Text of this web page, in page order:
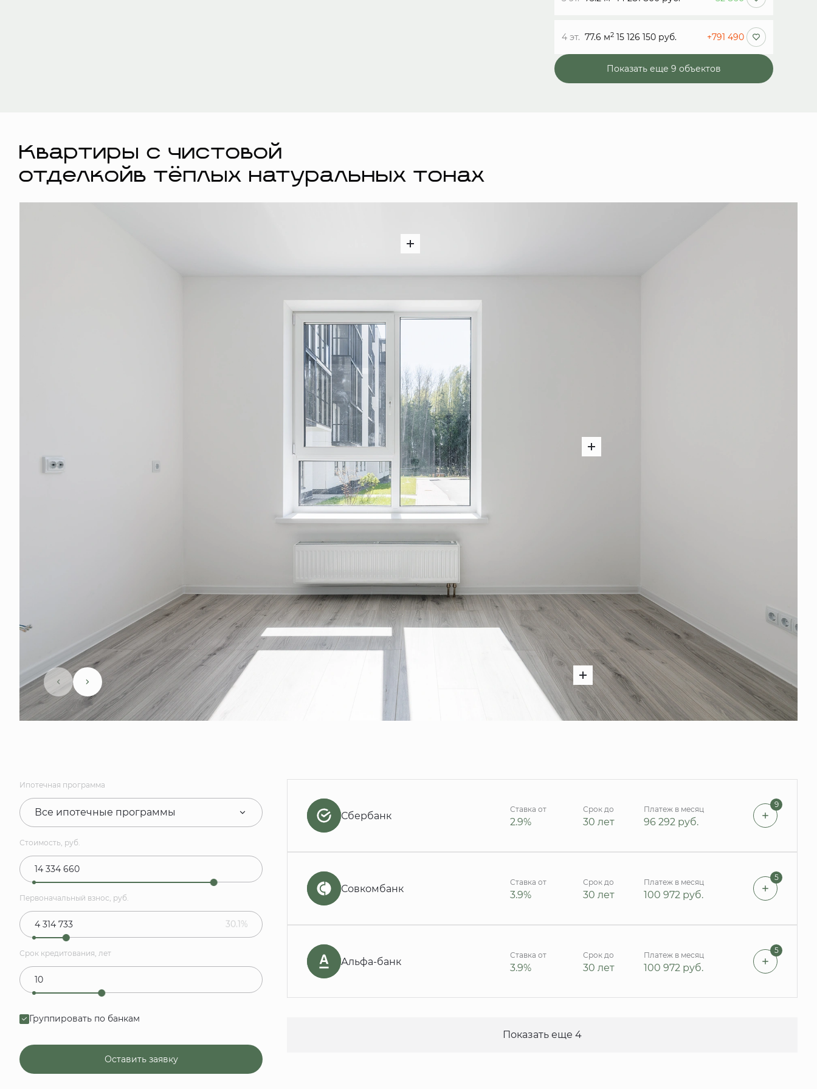
4 эт. 77.6 м2 15 126 150 руб. +791 490
Показать еще 9 объектов
Квартиры с чистовой
отделкойв тёплых натуральных тонах
Ипотечная программа
Все ипотечные программы
Стоимость, руб.
Первоначальный взнос, руб.
30.1%
Срок кредитования, лет
Группировать по банкам
Оставить заявку
Сбербанк
Ставка от
2.9%
Срок до
30 лет
Платеж в месяц
96 292 руб.
9
Совкомбанк
Ставка от
3.9%
Срок до
30 лет
Платеж в месяц
100 972 руб.
5
Альфа-банк
Ставка от
3.9%
Срок до
30 лет
Платеж в месяц
100 972 руб.
5
Показать еще 4